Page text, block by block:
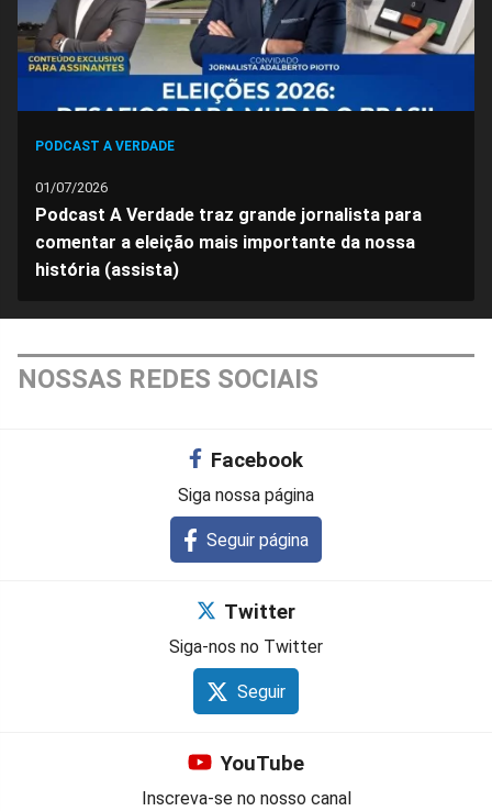
PODCAST A VERDADE
01/07/2026
Podcast A Verdade traz grande jornalista para
comentar a eleição mais importante da nossa
história (assista)
NOSSAS REDES SOCIAIS
Facebook
Siga nossa página
Seguir página
Twitter
Siga-nos no Twitter
Seguir
YouTube
Inscreva-se no nosso canal